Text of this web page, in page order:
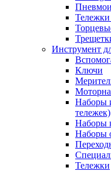
Инструмент
Ключи
Наборы
тележек)
Наборы
Наборы
Тележки